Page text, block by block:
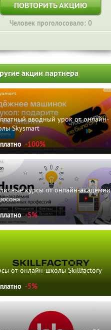
ПОВТОРИТЬ АКЦИЮ
Человек проголосовало: 0
акции партнера
вводный урок от онлайн-
Skysmart
-100%
курсы от онлайн-академии
-5%
от онлайн-школы Skillfactory
-5%